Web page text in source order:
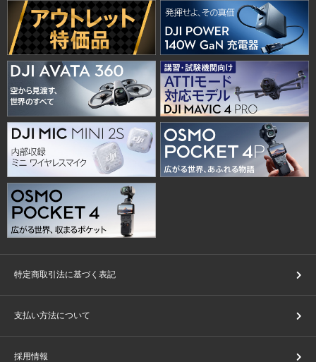
特定商取引法に基づく表記
支払い方法について
採用情報